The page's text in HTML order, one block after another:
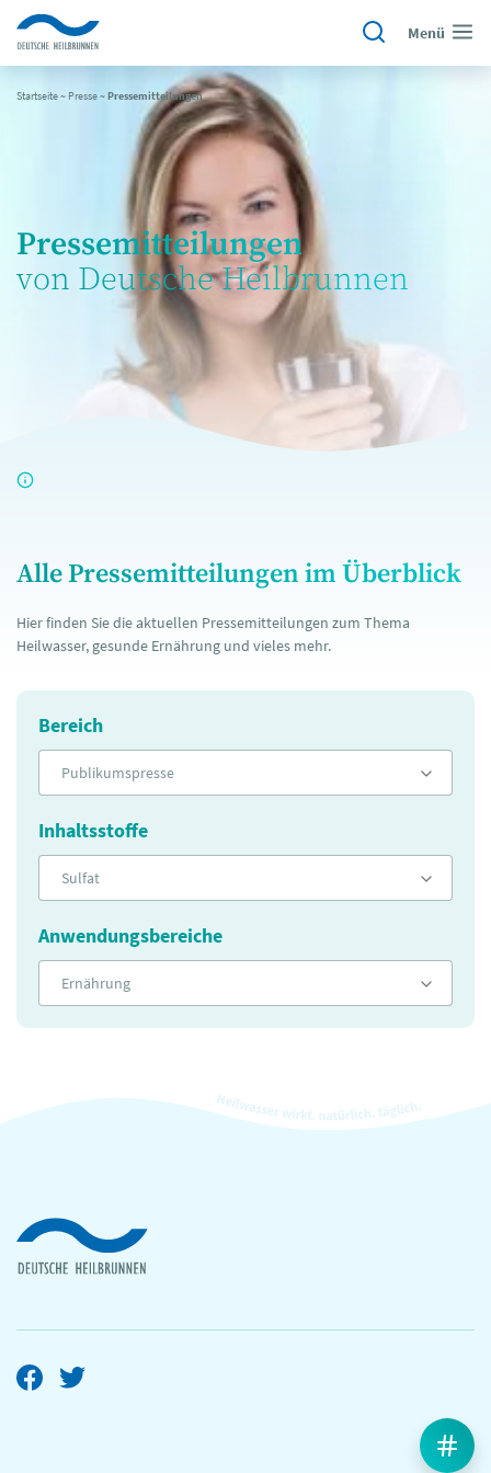
Menü
Startseite~ Presse~Pressemitteilungen
Pressemitteilungen
von Deutsche Heilbrunnen
Alle Pressemitteilungen im Überblick
Hier finden Sie die aktuellen Pressemitteilungen zum Thema
Heilwasser, gesunde Ernährung und vieles mehr.
Bereich
Publikumspresse
Inhaltsstoffe
Sulfat
Anwendungsbereiche
Ernährung